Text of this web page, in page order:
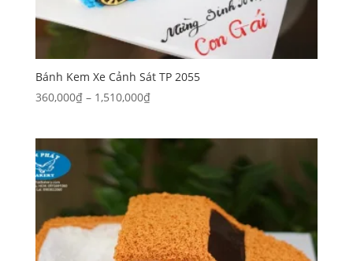
Bánh Kem Xe Cảnh Sát TP 2055
360,000₫ – 1,510,000₫Khoảng
360,000₫
1,510,000₫